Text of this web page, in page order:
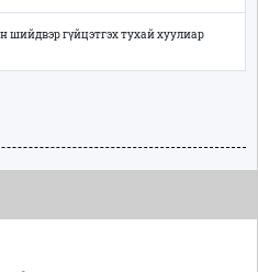
шийдвэр гүйцэтгэх тухай хуулиар